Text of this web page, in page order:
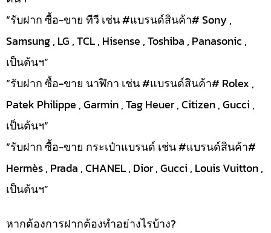
“รับฝาก ซื้อ-ขาย ทีวี เช่น #แบรนด์สินค้า# Sony ,
Samsung , LG , TCL , Hisense , Toshiba , Panasonic ,
เป็นต้นฯ”
“รับฝาก ซื้อ-ขาย นาฬิกา เช่น #แบรนด์สินค้า# Rolex ,
Patek Philippe , Garmin , Tag Heuer , Citizen , Gucci ,
เป็นต้นฯ”
“รับฝาก ซื้อ-ขาย กระเป๋าแบรนด์ เช่น #แบรนด์สินค้า#
Hermès , Prada , CHANEL , Dior , Gucci , Louis Vuitton ,
เป็นต้นฯ”
หากต้องการฝากต้องทำอย่างไรบ้าง?